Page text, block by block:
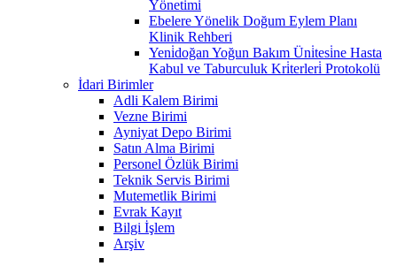
Yönetimi
Ebelere Yönelik Doğum Eylem Planı
Klinik Rehberi
Yeni̇doğan Yoğun Bakım Üni̇tesi̇ne Hasta
Kabul ve Taburculuk Kri̇terleri̇ Protokolü
İdari Birimler
Adli Kalem Birimi
Vezne Birimi
Ayniyat Depo Birimi
Satın Alma Birimi
Personel Özlük Birimi
Teknik Servis Birimi
Mutemetlik Birimi
Evrak Kayıt
Bilgi İşlem
Arşiv